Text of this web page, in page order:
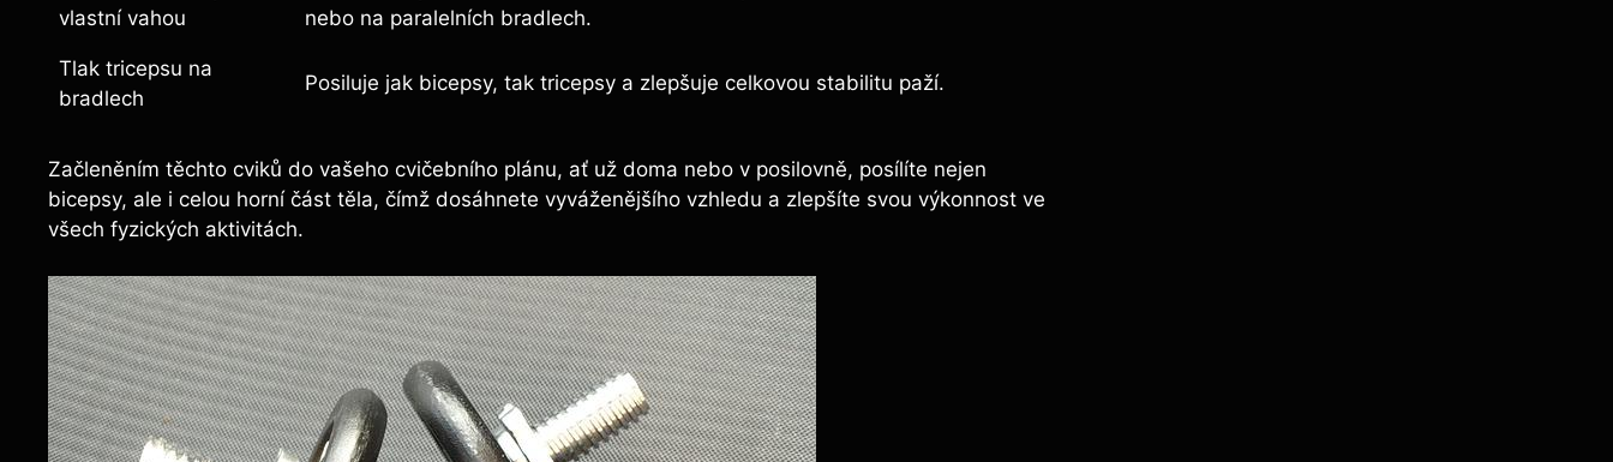
vlastní vahou
nebo na paralelních bradlech.
Tlak tricepsu na
bradlech
Posiluje jak bicepsy, tak tricepsy a zlepšuje celkovou stabilitu paží.
Začleněním těchto cviků do vašeho cvičebního plánu, ať už doma nebo v posilovně, posílíte nejen
bicepsy, ale i celou horní část těla, čímž dosáhnete vyváženějšího vzhledu a zlepšíte svou výkonnost ve
všech fyzických aktivitách.